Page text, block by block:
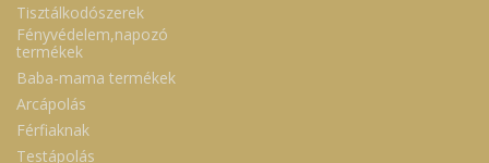
Tisztálkodószerek
Fényvédelem,napozó
termékek
Baba-mama termékek
Arcápolás
Férfiaknak
Testápolás